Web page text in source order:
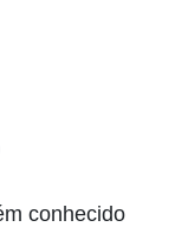
conhecido